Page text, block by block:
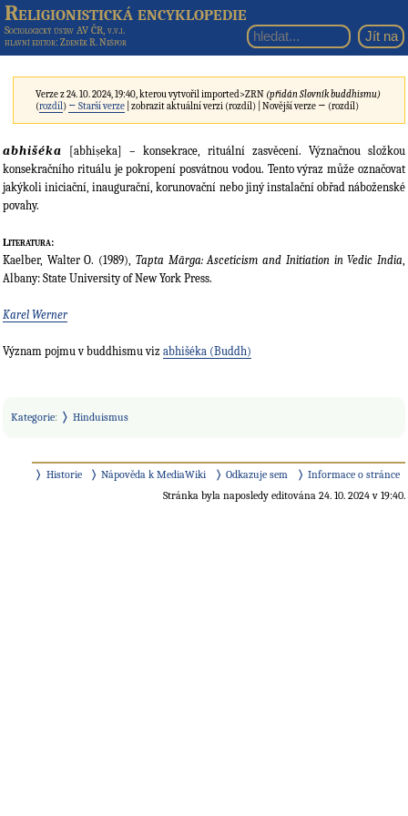
Religionistická encyklopedie
Sociologický ústav AV ČR, v.v.i.
hlavní editor: Zdeněk R. Nešpor
Verze z 24. 10. 2024, 19:40, kterou vytvořilimported>ZRN (přidán Slovník buddhismu)
(rozdíl) ← Starší verze | zobrazit aktuální verzi (rozdíl) | Novější verze → (rozdíl)
abhišéka [abhiṣeka] – konsekrace, rituální zasvěcení. Význačnou složkou
konsekračního rituálu je pokropení posvátnou vodou. Tento výraz může označovat
jakýkoli iniciační, inaugurační, korunovační nebo jiný instalační obřad náboženské
povahy.
Literatura:
Kaelber, Walter O. (1989), Tapta Mārga: Asceticism and Initiation in Vedic India,
Albany: State University of New York Press.
Karel Werner
Význam pojmu v buddhismu viz abhišéka (Buddh)
Kategorie: Hinduismus
Historie Nápověda k MediaWiki Odkazuje sem
Informace o stránce
Stránka byla naposledy editována 24. 10. 2024 v 19:40.